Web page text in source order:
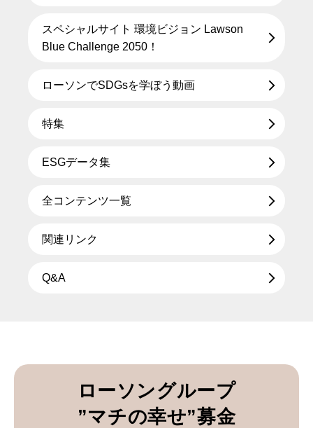
スペシャルサイト 環境ビジョン Lawson
Blue Challenge 2050！
ローソンでSDGsを学ぼう動画
特集
ESGデータ集
全コンテンツ一覧
関連リンク
Q&A
ローソングループ
”マチの幸せ”募金